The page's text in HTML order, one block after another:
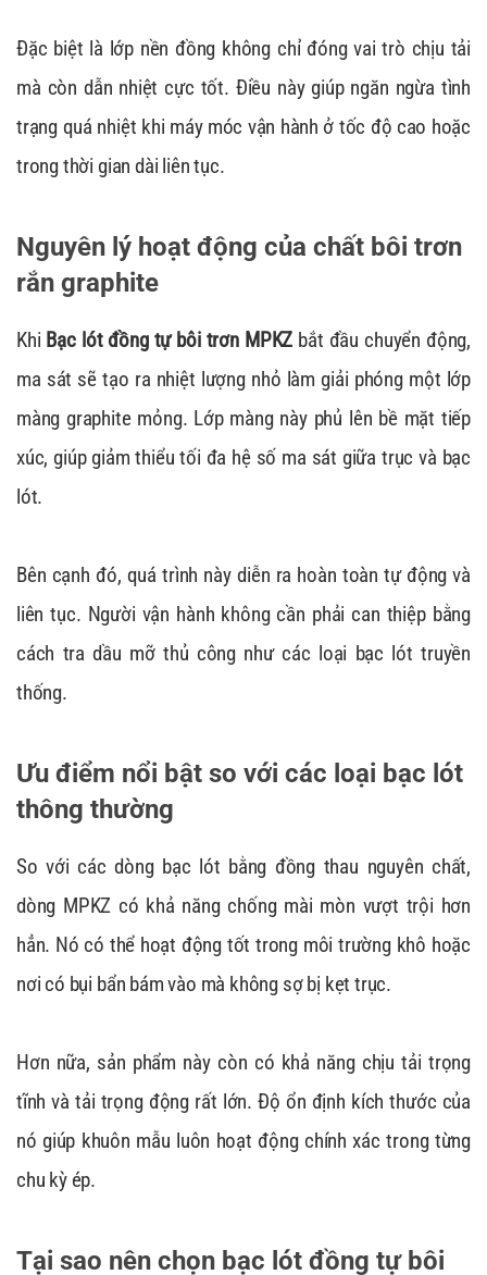
Đặc biệt là lớp nền đồng không chỉ đóng vai trò chịu tải
mà còn dẫn nhiệt cực tốt. Điều này giúp ngăn ngừa tình
trạng quá nhiệt khi máy móc vận hành ở tốc độ cao hoặc
trong thời gian dài liên tục.
Nguyên lý hoạt động của chất bôi trơn
rắn graphite
Khi Bạc lót đồng tự bôi trơn MPKZ bắt đầu chuyển động,
ma sát sẽ tạo ra nhiệt lượng nhỏ làm giải phóng một lớp
màng graphite mỏng. Lớp màng này phủ lên bề mặt tiếp
xúc, giúp giảm thiểu tối đa hệ số ma sát giữa trục và bạc
lót.
Bên cạnh đó, quá trình này diễn ra hoàn toàn tự động và
liên tục. Người vận hành không cần phải can thiệp bằng
cách tra dầu mỡ thủ công như các loại bạc lót truyền
thống.
Ưu điểm nổi bật so với các loại bạc lót
thông thường
So với các dòng bạc lót bằng đồng thau nguyên chất,
dòng MPKZ có khả năng chống mài mòn vượt trội hơn
hẳn. Nó có thể hoạt động tốt trong môi trường khô hoặc
nơi có bụi bẩn bám vào mà không sợ bị kẹt trục.
Hơn nữa, sản phẩm này còn có khả năng chịu tải trọng
tĩnh và tải trọng động rất lớn. Độ ổn định kích thước của
nó giúp khuôn mẫu luôn hoạt động chính xác trong từng
chu kỳ ép.
Tại sao nên chọn bạc lót đồng tự bôi